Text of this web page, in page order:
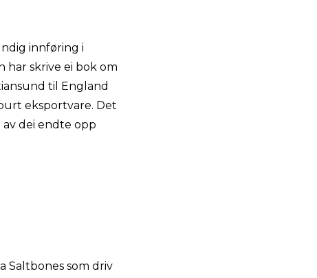
innføring i
har skrive ei bok om
til England
eksportvare. Det
av dei endte opp
Saltbones som driv